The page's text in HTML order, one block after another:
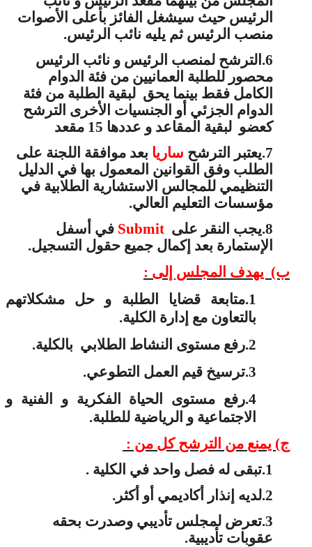
الرئيس حيث سيشغل الفائز بأعلى الأصوات
منصب الرئيس ثم يليه نائب الرئيس.
6. الترشح لمنصب الرئيس و نائب الرئيس
محصور للطلبة العمانيين من فئة الدوام
الكامل فقط بينما يحق لبقية الطلبة من فئة
الدوام الجزئي أو الجنسيات الأخرى الترشح
كعضو لبقية المقاعد و عددها 15 مقعد
7. يعتبر الترشح ساريا بعد موافقة اللجنة على
الطلب وفق القوانين المعمول بها في الدليل
التنظيمي للمجالس الاستشارية الطلابية في
مؤسسات التعليم العالي.
8. يجب النقر على Submit في أسفل
الإستمارة بعد إكمال جميع حقول التسجيل.
ب) يهدف المجلس إلى :
1. متابعة قضايا الطلبة و حل مشكلاتهم
بالتعاون مع إدارة الكلية.
2. رفع مستوى النشاط الطلابي بالكلية.
3. ترسيخ قيم العمل التطوعي.
4. رفع مستوى الحياة الفكرية و الفنية و
الاجتماعية و الرياضية للطلبة.
ج) يمنع من الترشح كل من :
1. تبقى له فصل واحد في الكلية .
2. لديه إنذار أكاديمي أو أكثر.
3. تعرض لمجلس تأديبي وصدرت بحقه
عقوبات تأديبية.